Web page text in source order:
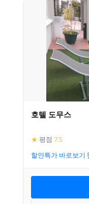
호텔 도무스
★ 평점 7.5
할인특가 바로보기